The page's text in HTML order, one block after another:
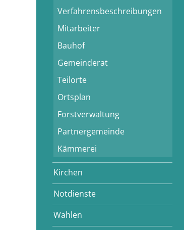
Verfahrensbeschreibungen
Mitarbeiter
Bauhof
Gemeinderat
Teilorte
Ortsplan
Forstverwaltung
Partnergemeinde
Kämmerei
Kirchen
Notdienste
Wahlen